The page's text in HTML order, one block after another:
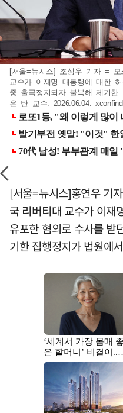
[서울=뉴시스] 조성우 기자 =
교수가 이재명 대통령에 대한
중 출국정지되자 불복해 제기한
은 탄 교수. 2026.06.04.
[서울=뉴시스]홍연우 기
국 리버티대 교수가 이재
유포한 혐의로 수사를 받
기한 집행정지가 법원에